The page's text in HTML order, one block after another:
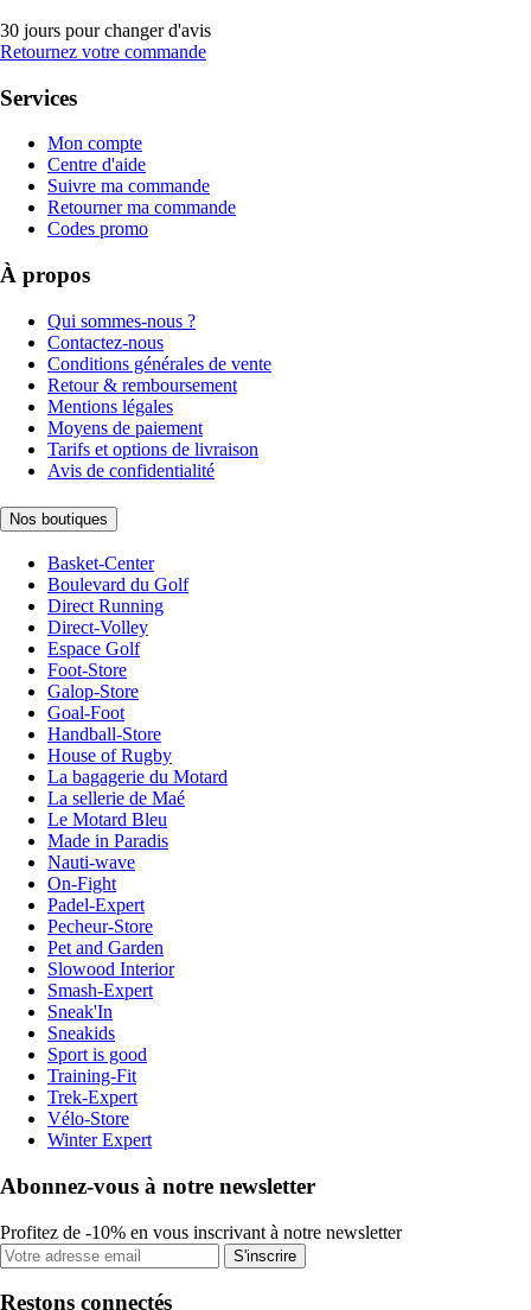
30 jours pour changer d'avis
Retournez votre commande
Services
Mon compte
Centre d'aide
Suivre ma commande
Retourner ma commande
Codes promo
À propos
Qui sommes-nous ?
Contactez-nous
Conditions générales de vente
Retour & remboursement
Mentions légales
Moyens de paiement
Tarifs et options de livraison
Avis de confidentialité
Nos boutiques
Basket-Center
Boulevard du Golf
Direct Running
Direct-Volley
Espace Golf
Foot-Store
Galop-Store
Goal-Foot
Handball-Store
House of Rugby
La bagagerie du Motard
La sellerie de Maé
Le Motard Bleu
Made in Paradis
Nauti-wave
On-Fight
Padel-Expert
Pecheur-Store
Pet and Garden
Slowood Interior
Smash-Expert
Sneak'In
Sneakids
Sport is good
Training-Fit
Trek-Expert
Vélo-Store
Winter Expert
Abonnez-vous à notre newsletter
Profitez de -10% en vous inscrivant à notre newsletter
S'inscrire
Restons connectés